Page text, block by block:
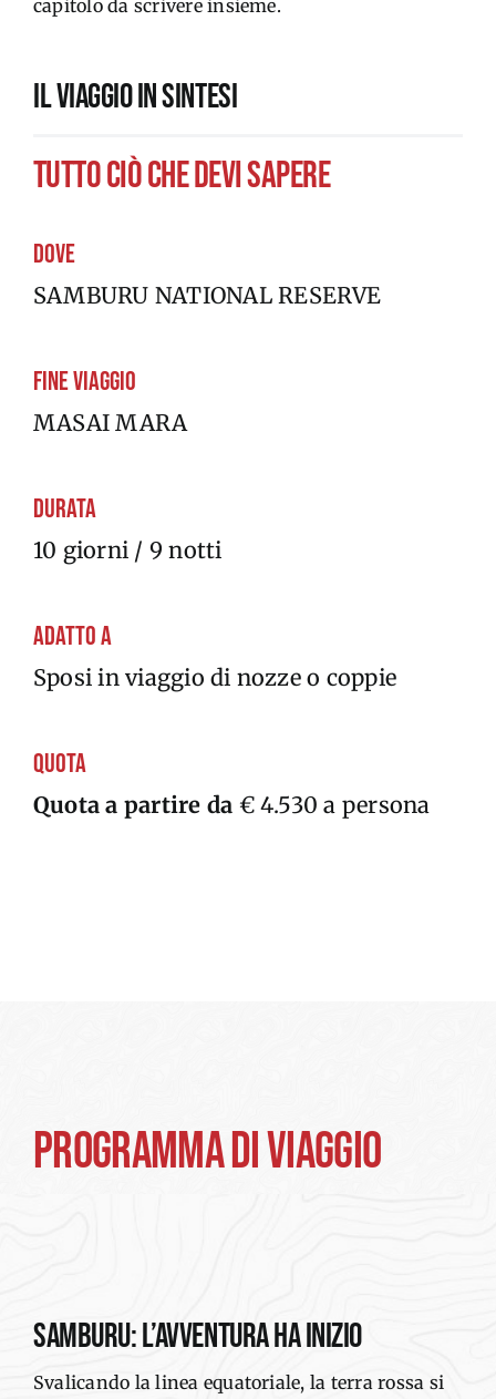
capitolo da scrivere insieme.
IL VIAGGIO IN SINTESI
tutto ciò che devi sapere
Dove
SAMBURU NATIONAL RESERVE
Fine viaggio
MASAI MARA
Durata
10 giorni / 9 notti
Adatto a
Sposi in viaggio di nozze o coppie
Quota
Quota a partire da € 4.530 a persona
PROGRAMMA DI VIAGGIO
Samburu:l’avventurahainizio
Svalicando la linea equatoriale, la terra rossa si